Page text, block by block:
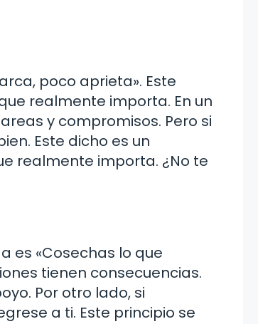
poco aprieta». Este
realmente importa. En un
y compromisos. Pero si
Este dicho es un
realmente importa. ¿No te
es «Cosechas lo que
tienen consecuencias.
Por otro lado, si
a ti. Este principio se